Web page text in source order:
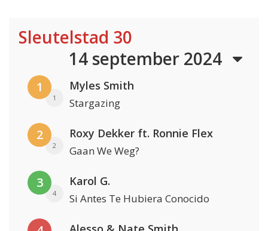
Sleutelstad 30
14 september 2024
1
1
Myles Smith
Stargazing
2
2
Roxy Dekker ft. Ronnie Flex
Gaan We Weg?
3
4
Karol G.
Si Antes Te Hubiera Conocido